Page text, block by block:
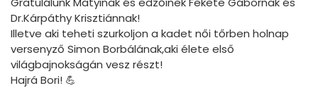
Dr.Kárpáthy Krisztiánnak!
Illetve aki teheti szurkoljon a kadet női tőrben holnap
versenyző Simon Borbálának,aki élete első
világbajnokságán vesz részt!
Hajrá Bori! 💪